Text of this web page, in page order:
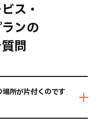
ス・
ンの
問
所が片付くのです